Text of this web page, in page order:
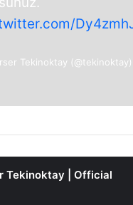
Tekinoktay (@tekinoktay)
Tekinoktay | Official